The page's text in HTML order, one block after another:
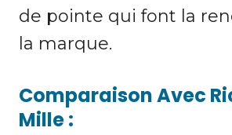
de pointe qui font la
la marque.
Comparaison Avec
Mille :